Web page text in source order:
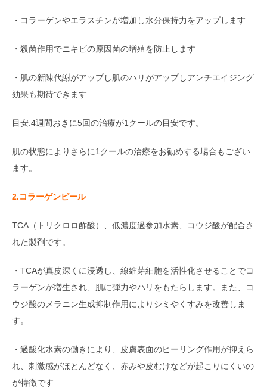
・コラーゲンやエラスチンが増加し水分保持力をアップします
・殺菌作用でニキビの原因菌の増殖を防止します
・肌の新陳代謝がアップし肌のハリがアップしアンチエイジング
効果も期待できます
目安:4週間おきに5回の治療が1クールの目安です。
肌の状態によりさらに1クールの治療をお勧めする場合もござい
ます。
2.コラーゲンピール
TCA（トリクロロ酢酸）、低濃度過参加水素、コウジ酸が配合さ
れた製剤です。
・TCAが真皮深くに浸透し、線維芽細胞を活性化させることでコ
ラーゲンが増生され、肌に弾力やハリをもたらします。また、コ
ウジ酸のメラニン生成抑制作用によりシミやくすみを改善しま
す。
・過酸化水素の働きにより、皮膚表面のピーリング作用が抑えら
れ、刺激感がほとんどなく、赤みや皮むけなどが起こりにくいの
が特徴です